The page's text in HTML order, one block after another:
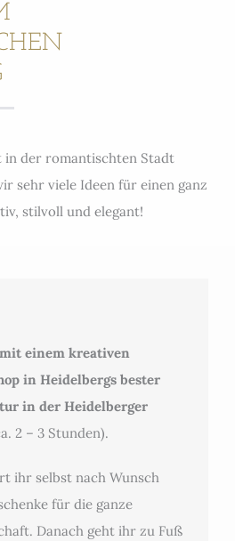
der romantischten Stadt
sehr viele Ideen für einen ganz
stilvoll und elegant!
einem kreativen
in Heidelbergs bester
in der Heidelberger
2 – 3 Stunden).
ihr selbst nach Wunsch
für die ganze
Danach geht ihr zu Fuß